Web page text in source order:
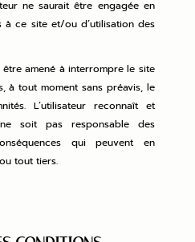
ne saurait être engagée en
à ce site et/ou d’utilisation des
être amené à interrompre le site
à tout moment sans préavis, le
L’utilisateur reconnaît et
ne soit pas responsable des
qui peuvent en
tout tiers.